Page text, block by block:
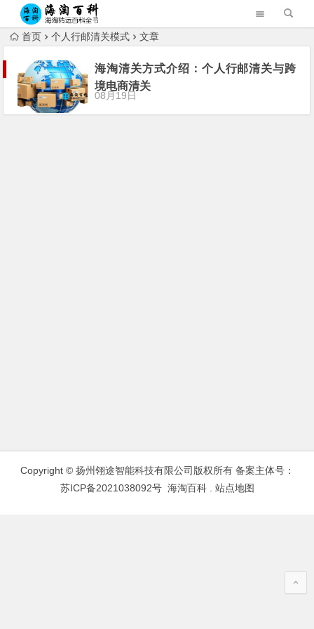
首页 个人行邮清关模式 文章
海淘清关方式介绍：个人行邮清关与跨
境电商清关
08月19日
Copyright © 扬州翎途智能科技有限公司版权所有 备案主体号：
苏ICP备2021038092号 海淘百科. 站点地图